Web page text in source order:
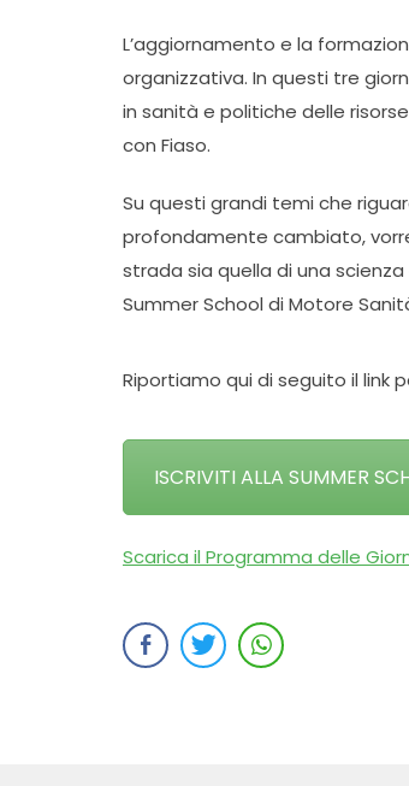
L’aggiornamento e la
organizzativa. In questi tre
in sanità e politiche delle
con Fiaso.
Su questi grandi temi che
profondamente cambiato,
strada sia quella di una
Summer School di Motore
Riportiamo qui di seguito il link
ISCRIVITI ALLA SUMMER
Scarica il Programma delle